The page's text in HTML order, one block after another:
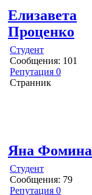
Елизавета
Проценко
Студент
Сообщения: 101
Репутация 0
Странник
Яна Фомина
Студент
Сообщения: 79
Репутация 0